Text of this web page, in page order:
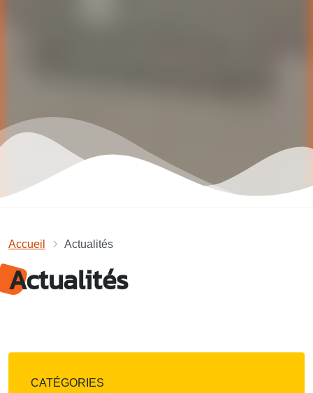
Accueil Actualités
Actualités
CATÉGORIES